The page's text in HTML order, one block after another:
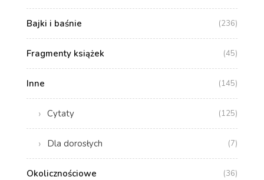
Bajki i baśnie (236)
Fragmenty książek (45)
Inne (145)
Cytaty (125)
Dla dorosłych (7)
Okolicznościowe (36)